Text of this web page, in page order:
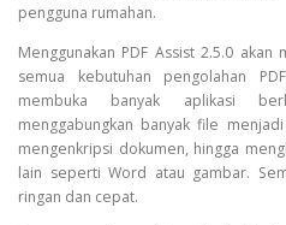
pengguna rumahan.
Menggunakan PDF Assist 2.5.0
semua kebutuhan pengolahan
membuka banyak aplikasi
menggabungkan banyak file
mengenkripsi dokumen, hingga
lain seperti Word atau gambar.
ringan dan cepat.